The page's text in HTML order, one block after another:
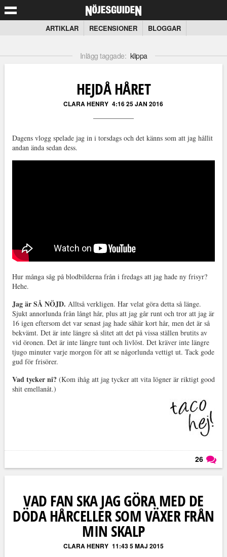
ARTIKLAR RECENSIONER BLOGGAR
Inlägg taggade: klippa
HEJDÅ HÅRET
CLARA HENRY 4:16 25 JAN 2016
Dagens vlogg spelade jag in i torsdags och det känns som att jag hållit
andan ända sedan dess.
Hur många såg på blodbilderna från i fredags att jag hade ny frisyr?
Hehe.
Jag är SÅ NÖJD. Alltså verkligen. Har velat göra detta så länge.
Sjukt annorlunda från långt hår, plus att jag går runt och tror att jag är
16 igen eftersom det var senast jag hade såhär kort hår, men det är så
bekvämt. Det är inte längre så slitet att det på vissa ställen brutits av
vid öronen. Det är inte längre tunt och livlöst. Det kräver inte längre
tjugo minuter varje morgon för att se någorlunda vettigt ut. Tack gode
gud för frisörer.
Vad tycker ni?(Kom ihåg att jag tycker att vita lögner är riktigt good
shit emellanåt.)
26
VAD FAN SKA JAG GÖRA MED DE
DÖDA HÅRCELLER SOM VÄXER FRÅN
MIN SKALP
CLARA HENRY 11:43 5 MAJ 2015